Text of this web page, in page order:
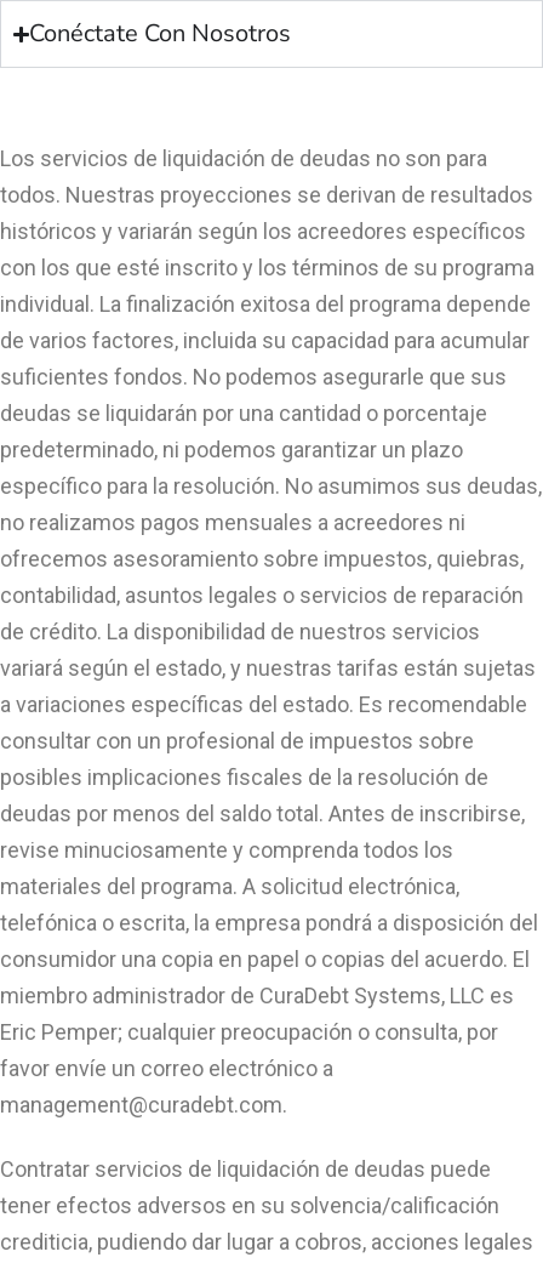
Conéctate Con Nosotros
Los servicios de liquidación de deudas no son para
todos. Nuestras proyecciones se derivan de resultados
históricos y variarán según los acreedores específicos
con los que esté inscrito y los términos de su programa
individual. La finalización exitosa del programa depende
de varios factores, incluida su capacidad para acumular
suficientes fondos. No podemos asegurarle que sus
deudas se liquidarán por una cantidad o porcentaje
predeterminado, ni podemos garantizar un plazo
específico para la resolución. No asumimos sus deudas,
no realizamos pagos mensuales a acreedores ni
ofrecemos asesoramiento sobre impuestos, quiebras,
contabilidad, asuntos legales o servicios de reparación
de crédito. La disponibilidad de nuestros servicios
variará según el estado, y nuestras tarifas están sujetas
a variaciones específicas del estado. Es recomendable
consultar con un profesional de impuestos sobre
posibles implicaciones fiscales de la resolución de
deudas por menos del saldo total. Antes de inscribirse,
revise minuciosamente y comprenda todos los
materiales del programa. A solicitud electrónica,
telefónica o escrita, la empresa pondrá a disposición del
consumidor una copia en papel o copias del acuerdo. El
miembro administrador de CuraDebt Systems, LLC es
Eric Pemper; cualquier preocupación o consulta, por
favor envíe un correo electrónico a
management@curadebt.com.
Contratar servicios de liquidación de deudas puede
tener efectos adversos en su solvencia/calificación
crediticia, pudiendo dar lugar a cobros, acciones legales